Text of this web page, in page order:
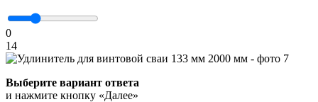
0
14
Выберите вариант ответа
и нажмите кнопку «Далее»